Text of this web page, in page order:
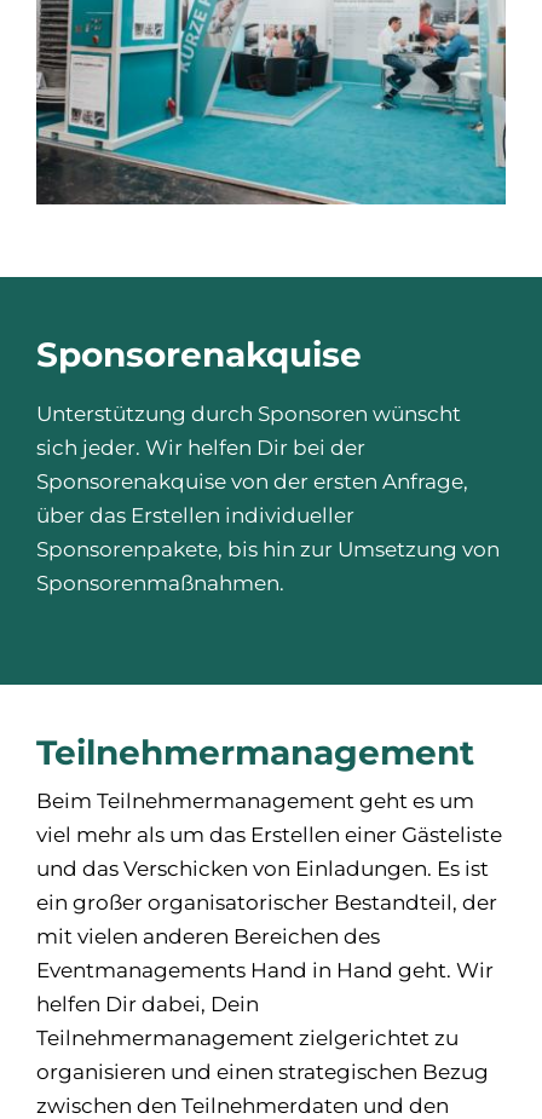
Sponsorenakquise
Unterstützung durch Sponsoren wünscht
sich jeder. Wir helfen Dir bei der
Sponsorenakquise von der ersten Anfrage,
über das Erstellen individueller
Sponsorenpakete, bis hin zur Umsetzung von
Sponsorenmaßnahmen.
Teilnehmer­management
Beim Teilnehmermanagement geht es um
viel mehr als um das Erstellen einer Gästeliste
und das Verschicken von Einladungen. Es ist
ein großer organisatorischer Bestandteil, der
mit vielen anderen Bereichen des
Eventmanagements Hand in Hand geht. Wir
helfen Dir dabei, Dein
Teilnehmermanagement zielgerichtet zu
organisieren und einen strategischen Bezug
zwischen den Teilnehmerdaten und den